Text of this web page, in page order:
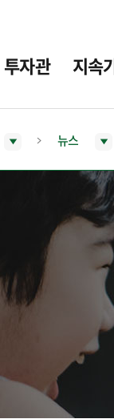
투자관 지속
뉴스